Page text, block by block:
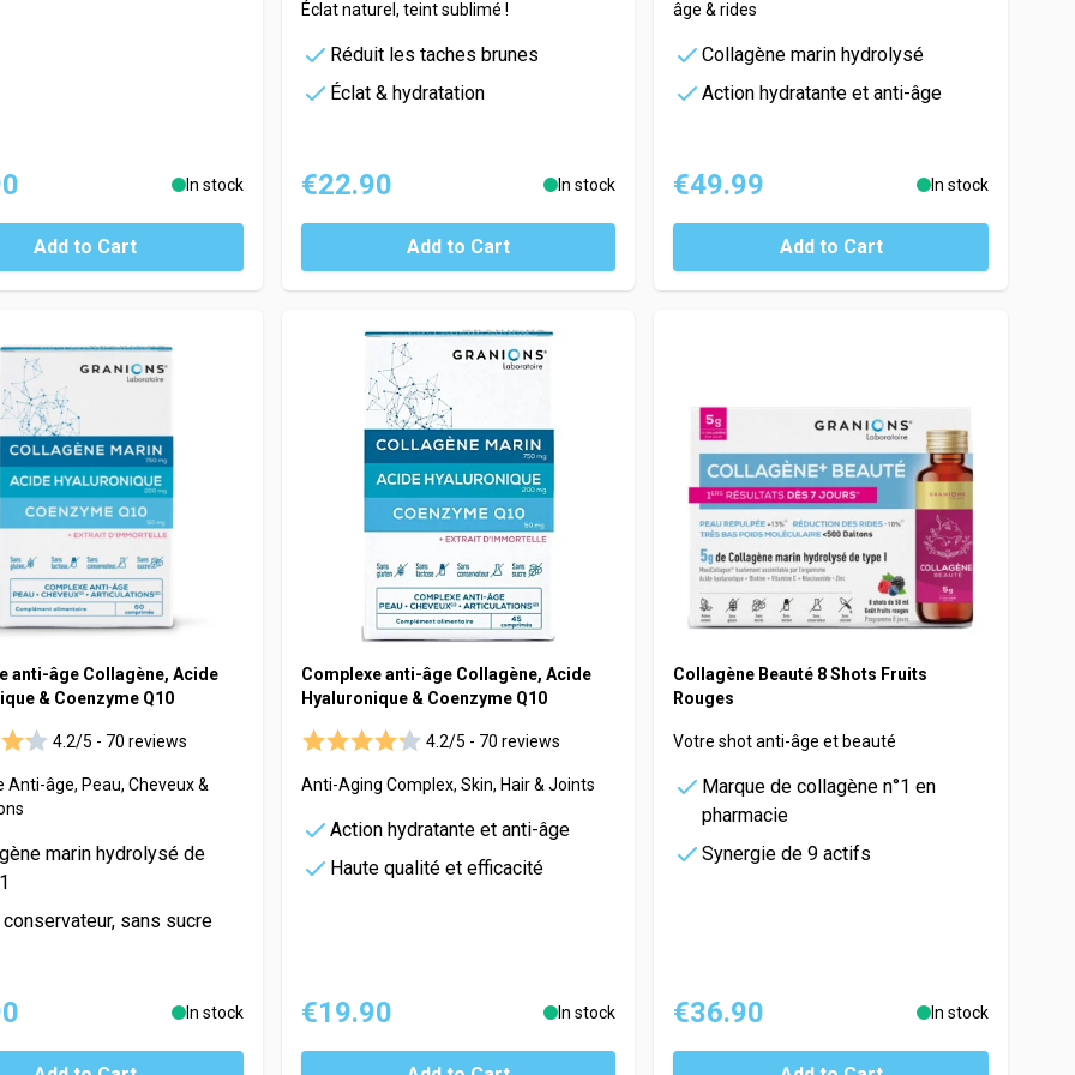
In stock
Add to Cart
Éclat naturel, teint sublimé !
Réduit les taches brunes
Éclat & hydratation
€22.90 In stock
Add to Cart
âge & rides
Collagène marin hydrolysé
Action hydratante et anti-âge
€49.99 In stock
Add to Cart
anti-âge Collagène, Acide
& Coenzyme Q10
4.2/5 - 70 reviews
Anti-âge, Peau, Cheveux &
marin hydrolysé de
sans sucre
In stock
Complexe anti-âge Collagène, Acide
Hyaluronique & Coenzyme Q10
4.2/5 - 70 reviews
Anti-Aging Complex, Skin, Hair & Joints
Action hydratante et anti-âge
Haute qualité et efficacité
€19.90 In stock
Collagène Beauté 8 Shots Fruits
Rouges
Votre shot anti-âge et beauté
Marque de collagène n°1 en
pharmacie
Synergie de 9 actifs
€36.90 In stock